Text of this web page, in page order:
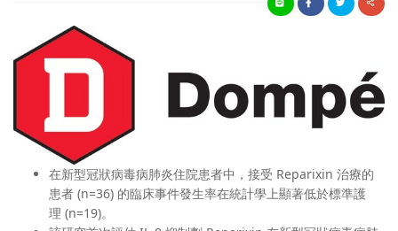
在新型冠狀病毒病肺炎住院患者中，接受 Reparixin 治療的
患者 (n=36) 的臨床事件發生率在統計學上顯著低於標準護
理 (n=19)。